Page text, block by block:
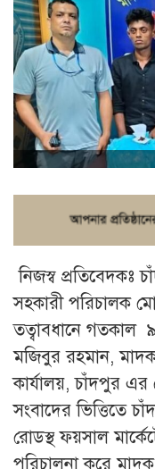
নিজস্ব প্রতিবেদকঃ
সহকারী পরিচালক
তত্বাবধানে গতকাল
মজিবুর রহমান,
কার্যালয়, চাঁদপুর এর
সংবাদের ভিত্তিতে
রোডস্থ ফয়সাল
পরিচালনা করে